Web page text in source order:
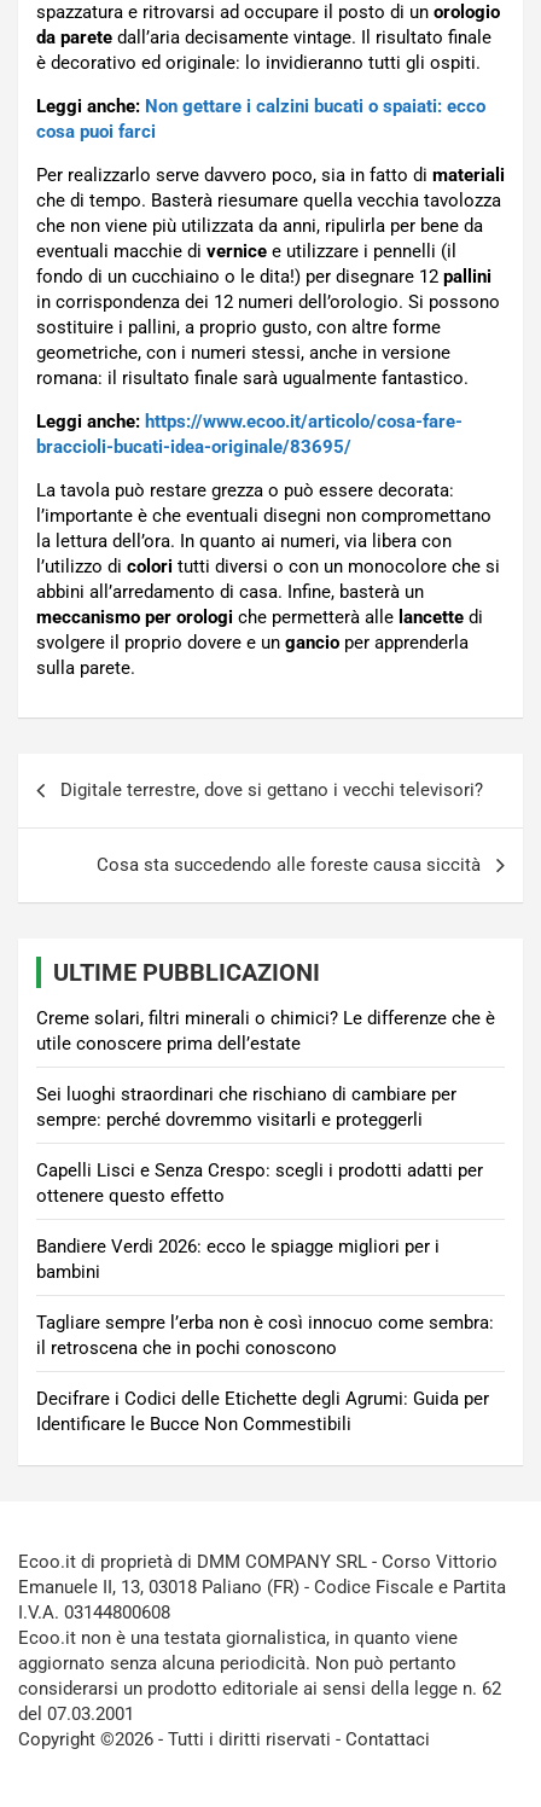
spazzatura e ritrovarsi ad occupare il posto di un orologio
da parete dall’aria decisamente vintage. Il risultato finale
è decorativo ed originale: lo invidieranno tutti gli ospiti.
Leggi anche: Non gettare i calzini bucati o spaiati: ecco
cosa puoi farci
Per realizzarlo serve davvero poco, sia in fatto di materiali
che di tempo. Basterà riesumare quella vecchia tavolozza
che non viene più utilizzata da anni, ripulirla per bene da
eventuali macchie di vernice e utilizzare i pennelli (il
fondo di un cucchiaino o le dita!) per disegnare 12 pallini
in corrispondenza dei 12 numeri dell’orologio. Si possono
sostituire i pallini, a proprio gusto, con altre forme
geometriche, con i numeri stessi, anche in versione
romana: il risultato finale sarà ugualmente fantastico.
Leggi anche: https://www.ecoo.it/articolo/cosa-fare-
braccioli-bucati-idea-originale/83695/
La tavola può restare grezza o può essere decorata:
l’importante è che eventuali disegni non compromettano
la lettura dell’ora. In quanto ai numeri, via libera con
l’utilizzo di colori tutti diversi o con un monocolore che si
abbini all’arredamento di casa. Infine, basterà un
meccanismo per orologi che permetterà alle lancette di
svolgere il proprio dovere e un gancio per apprenderla
sulla parete.
articoli
Digitale terrestre, dove si gettano i vecchi televisori?
Cosa sta succedendo alle foreste causa siccità
ULTIME PUBBLICAZIONI
Creme solari, filtri minerali o chimici? Le differenze che è
utile conoscere prima dell’estate
Sei luoghi straordinari che rischiano di cambiare per
sempre: perché dovremmo visitarli e proteggerli
Capelli Lisci e Senza Crespo: scegli i prodotti adatti per
ottenere questo effetto
Bandiere Verdi 2026: ecco le spiagge migliori per i
bambini
Tagliare sempre l’erba non è così innocuo come sembra:
il retroscena che in pochi conoscono
Decifrare i Codici delle Etichette degli Agrumi: Guida per
Identificare le Bucce Non Commestibili
Ecoo.it di proprietà di DMM COMPANY SRL - Corso Vittorio
Emanuele II, 13, 03018 Paliano (FR) - Codice Fiscale e Partita
I.V.A. 03144800608
Ecoo.it non è una testata giornalistica, in quanto viene
aggiornato senza alcuna periodicità. Non può pertanto
considerarsi un prodotto editoriale ai sensi della legge n. 62
del 07.03.2001
Copyright ©2026 - Tutti i diritti riservati - Contattaci